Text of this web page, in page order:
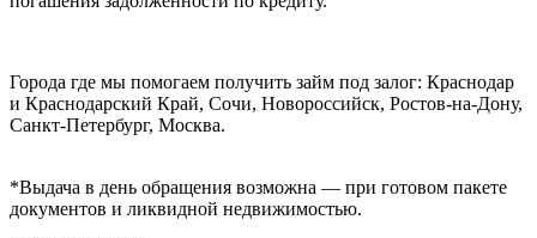
Города где мы помогаем получить займ под залог: Краснодар
и Краснодарский Край, Сочи, Новороссийск, Ростов-на-Дону,
Санкт-Петербург, Москва.
*Выдача в день обращения возможна — при готовом пакете
документов и ликвидной недвижимостью.